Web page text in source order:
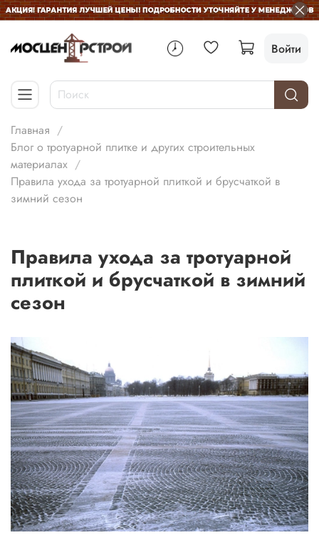
Войти
Главная
Блог о тротуарной плитке и других строительных
материалах
Правила ухода за тротуарной плиткой и брусчаткой в
зимний сезон
Правила ухода за тротуарной
плиткой и брусчаткой в зимний
сезон